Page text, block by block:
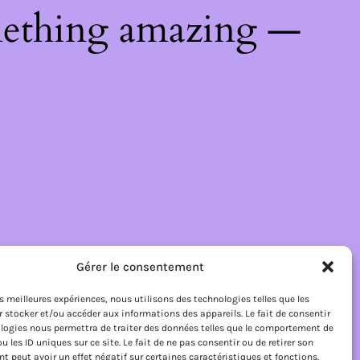
Gérer le consentement
meilleures expériences, nous utilisons des technologies telles que les
stocker et/ou accéder aux informations des appareils. Le fait de consentir
nous permettra de traiter des données telles que le comportement de
les ID uniques sur ce site. Le fait de ne pas consentir ou de retirer son
peut avoir un effet négatif sur certaines caractéristiques et fonctions.
amazing —